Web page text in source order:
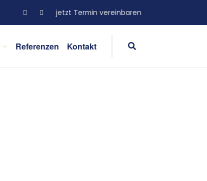
jetzt Termin vereinbaren
Referenzen Kontakt